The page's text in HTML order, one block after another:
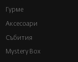
Гурме
Аксесоари
Събития
Mystery Box